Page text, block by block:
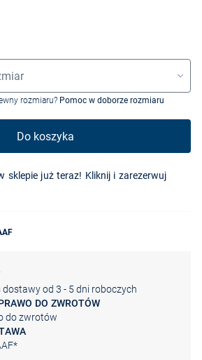
rozmiaru? Pomoc w doborze rozmiaru
Do koszyka
sklepie już teraz! Kliknij i zarezerwuj
od 3 - 5 dni roboczych
DO ZWROTÓW
do zwrotów